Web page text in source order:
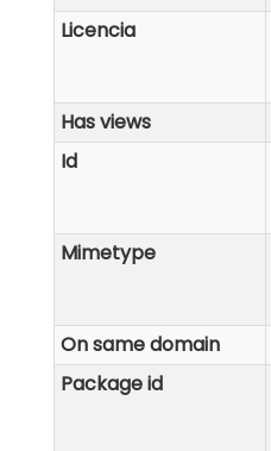
Licencia
Has views
Id
Mimetype
On same domain
Package id